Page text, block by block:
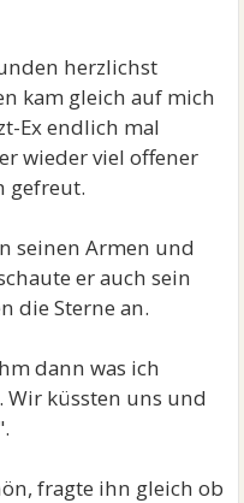
herzlichst
kam gleich auf mich
Ex endlich mal
wieder viel offener
gefreut.
seinen Armen und
er auch sein
die Sterne an.
dann was ich
küssten uns und
fragte ihn gleich ob